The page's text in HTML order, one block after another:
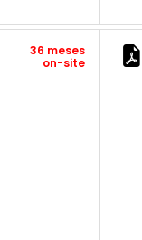
36 meses
on-site